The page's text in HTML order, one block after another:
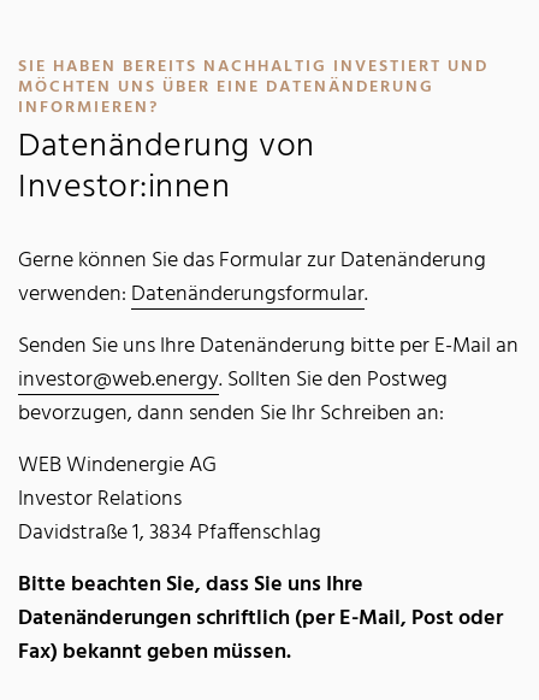
SIE HABEN BEREITS NACHHALTIG INVESTIERT UND
MÖCHTEN UNS ÜBER EINE DATENÄNDERUNG
INFORMIEREN?
Datenänderung von
Investor:innen
Gerne können Sie das Formular zur Datenänderung
verwenden: Datenänderungsformular.
Senden Sie uns Ihre Datenänderung bitte per E-Mail an
investor@web.energy. Sollten Sie den Postweg
bevorzugen, dann senden Sie Ihr Schreiben an:
WEB Windenergie AG
Investor Relations
Davidstraße 1, 3834 Pfaffenschlag
Bitte beachten Sie, dass Sie uns Ihre
Datenänderungen schriftlich (per E-Mail, Post oder
Fax) bekannt geben müssen.